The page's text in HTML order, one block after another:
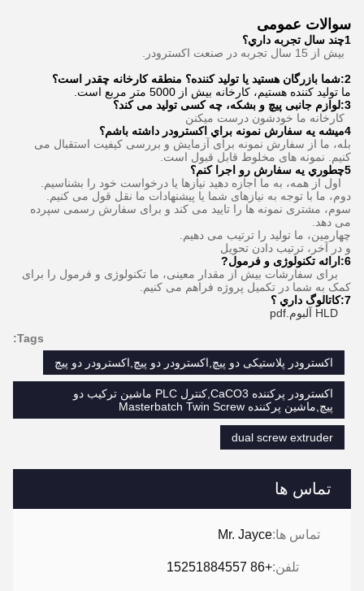
تماس ها
تماس ها:Mr. Jayce
تلفن:+86 15251884557
سوالات عمومی
1چند سال تجربه داري؟
بیش از 15 سال تجربه در صنعت اکسترودر.
2:شما بازرگان هستید یا تولید کننده؟ منطقه کارخانه چقدر است؟
ما تولید کننده هستیم، کارخانه بیش از 5000 متر مربع است.
3
:لوازم جانبی پیچ و بشکه، چه کسی تولید می کند؟
کارخانه ما خودشون درست ميکنن
4ميشه يه سفارش نمونه براي اكسترودر داشته باشم؟
بله، ما از سفارش نمونه برای آزمایش و بررسی کیفیت استقبال می
کنیم. نمونه های مخلوط قابل قبول است.
5چطوري يه سفارش رو اجرا کنم؟
اول از همه، به ما اجازه دهید نیازها یا درخواست خود را بشناسیم.
دوم، ما با توجه به نیازهای شما یا پیشنهادات ما نقل قول می کنیم.
سوم، مشتری نمونه ها را تایید می کند و برای سفارش رسمی سپرده
می دهد.
چهارمین، ما تولید را ترتیب می دهیم.
و در آخر، ترتيب دادن تحویل
6: ارائه تکنولوژی و فرمول?
برای سفارشات بیش از مقدار معینی، ما تکنولوژی و فرمول را برای
کمک به شما در تکمیل پروژه فراهم می کنیم.
7: کاتالوگ داري ؟
HLD آلبوم.pdf
Tags:
اکسترودر پلاستیکی دو پیچ,اکسترودر دو پیچ,اکسترودر دو پیچ
اکسترودر پرکننده CaCO3,کنترل PLC ماشین ترکیب دو
پیچ,ماشین پرکننده Masterbatch Twin Screw
dual screw extruder